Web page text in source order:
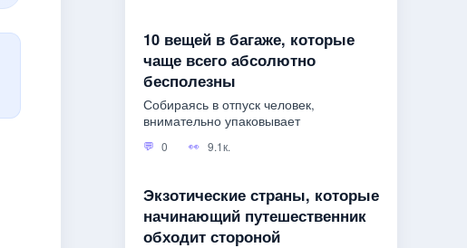
10 вещей в багаже, которые
чаще всего абсолютно
бесполезны
Собираясь в отпуск человек,
внимательно упаковывает
0 9.1к.
Экзотические страны, которые
начинающий путешественник
обходит стороной